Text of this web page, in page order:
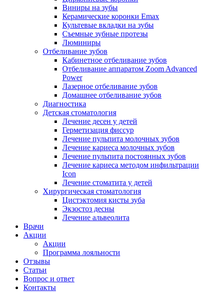
Виниры на зубы
Керамические коронки Emax
Культевые вкладки на зубы
Съемные зубные протезы
Люминиры
Отбеливание зубов
Кабинетное отбеливание зубов
Отбеливание аппаратом Zoom Advanced
Power
Лазерное отбеливание зубов
Домашнее отбеливание зубов
Диагностика
Детская стоматология
Лечение десен у детей
Герметизация фиссур
Лечение пульпита молочных зубов
Лечение кариеса молочных зубов
Лечение пульпита постоянных зубов
Лечение кариеса методом инфильтрации
Icon
Лечение стоматита у детей
Хирургическая стоматология
Цистэктомия кисты зуба
Экзостоз десны
Лечение альвеолита
Врачи
Акции
Акции
Программа лояльности
Отзывы
Статьи
Вопрос и ответ
Контакты